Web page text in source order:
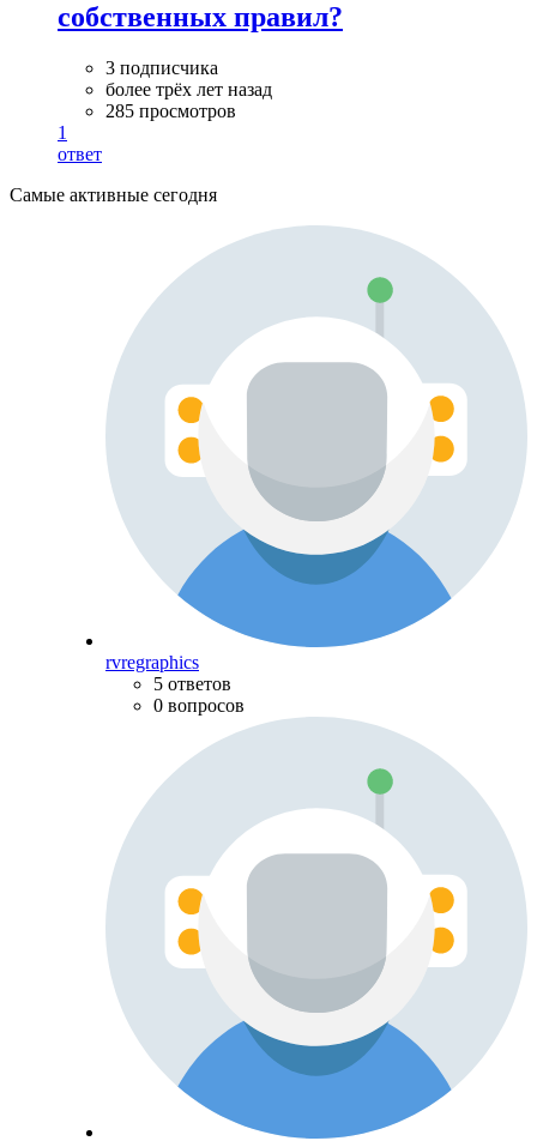
собственных правил?
3 подписчика
более трёх лет назад
285 просмотров
1
ответ
Самые активные сегодня
rvregraphics
5 ответов
0 вопросов